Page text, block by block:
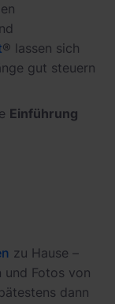
® lassen sich
gut steuern
Einführung
zu Hause –
und Fotos von
dann